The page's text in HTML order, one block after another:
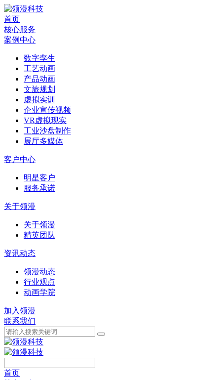
首页
核心服务
案例中心
数字孪生
工艺动画
产品动画
文旅规划
虚拟实训
企业宣传视频
VR虚拟现实
工业沙盘制作
展厅多媒体
客户中心
明星客户
服务承诺
关于领漫
关于领漫
精英团队
资讯动态
领漫动态
行业观点
动画学院
加入领漫
联系我们
首页